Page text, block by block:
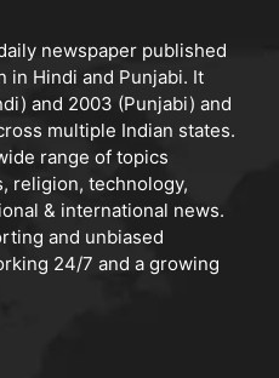
newspaper published
in Hindi and Punjabi. It
and 2003 (Punjabi) and
multiple Indian states.
range of topics
religion, technology,
& international news.
and unbiased
24/7 and a growing